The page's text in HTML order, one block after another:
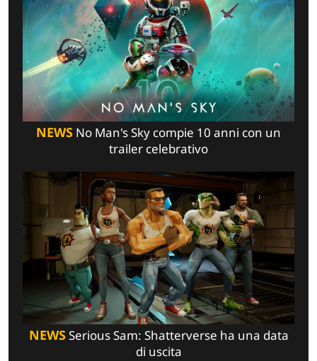
NEWS No Man's Sky compie 10 anni con un
trailer celebrativo
NEWSSerious Sam: Shatterverse ha una data
di uscita